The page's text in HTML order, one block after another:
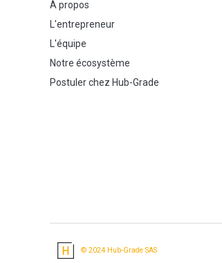
À propos
L'entrepreneur
L'équipe
Notre écosystème
Postuler chez Hub-Grade
© 2024 Hub-Grade SAS